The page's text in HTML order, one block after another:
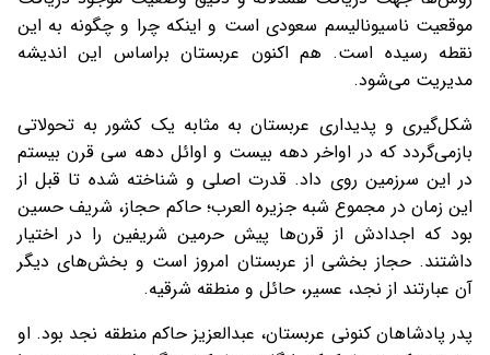
موقعیت ناسیونالیسم سعودی است و اینکه چرا و چگونه به این
نقطه رسیده است. هم اکنون عربستان براساس این اندیشه
مدیریت می‌شود.
شکل‌گیری و پدیداری عربستان به مثابه یک کشور به تحولاتی
بازمی‌گردد که در اواخر دهه بیست و اوائل دهه سی قرن بیستم
در این سرزمین روی داد. قدرت اصلی و شناخته شده تا قبل از
این زمان در مجموع شبه جزیره العرب؛ حاکم حجاز، شریف حسین
بود که اجدادش از قرن‌ها پیش حرمین شریفین را در اختیار
داشتند. حجاز بخشی از عربستان امروز است و بخش‌های دیگر
آن عبارتند از نجد، عسیر، حائل و منطقه شرقیه.
پدر پادشاهان کنونی عربستان، عبدالعزیز حاکم منطقه نجد بود. او